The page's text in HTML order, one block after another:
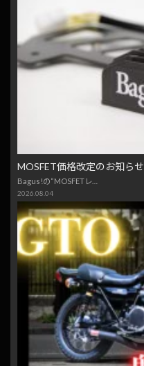
MOSFET価格改定のお知らせ
Bagus!の“MOSFETレ…
2026.08.04